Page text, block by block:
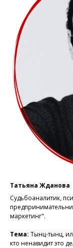
Татьяна Жданова
Судьбоаналитик,
маркетинг".
Тема: Тынц-тынц,
кто ненавидит это